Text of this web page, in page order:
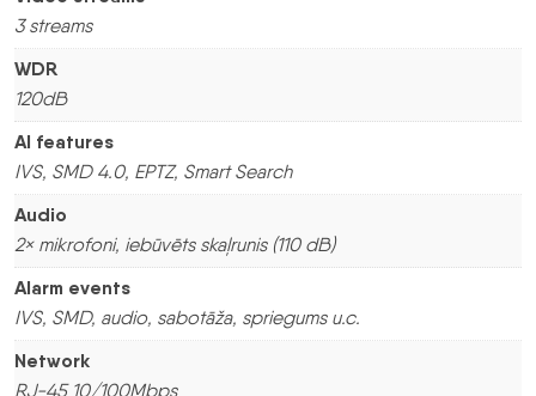
3 streams
WDR
120dB
AI features
IVS, SMD 4.0, EPTZ, Smart Search
Audio
2× mikrofoni, iebūvēts skaļrunis (110 dB)
Alarm events
IVS, SMD, audio, sabotāža, spriegums u.c.
Network
RJ-45 10/100Mbps